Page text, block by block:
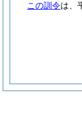
この訓令は、